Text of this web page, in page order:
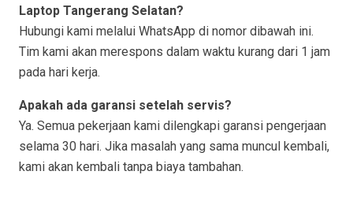
Laptop Tangerang Selatan?
Hubungi kami melalui WhatsApp di nomor dibawah ini.
Tim kami akan merespons dalam waktu kurang dari 1 jam
pada hari kerja.
Apakah ada garansi setelah servis?
Ya. Semua pekerjaan kami dilengkapi garansi pengerjaan
selama 30 hari. Jika masalah yang sama muncul kembali,
kami akan kembali tanpa biaya tambahan.